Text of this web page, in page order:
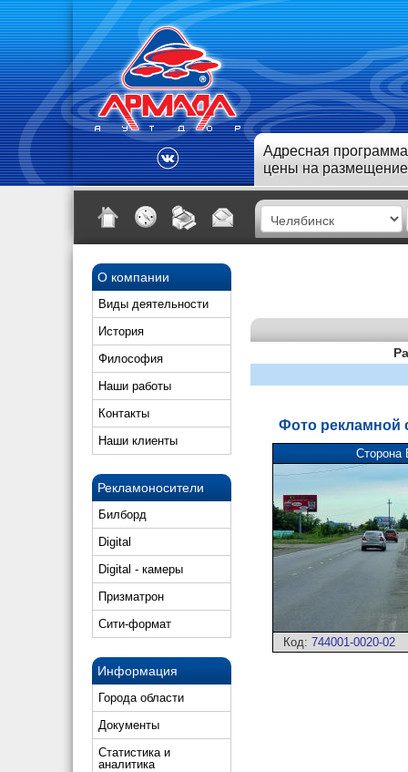
Адресная
цены на размещение
О компании
Виды деятельности
История
Философия
Наши работы
Контакты
Наши клиенты
Рекламоносители
Билборд
Digital
Digital - камеры
Призматрон
Сити-формат
Информация
Города области
Документы
Статистика и
аналитика
Фото рекламной
Сторона
Код: 744001-0020-02